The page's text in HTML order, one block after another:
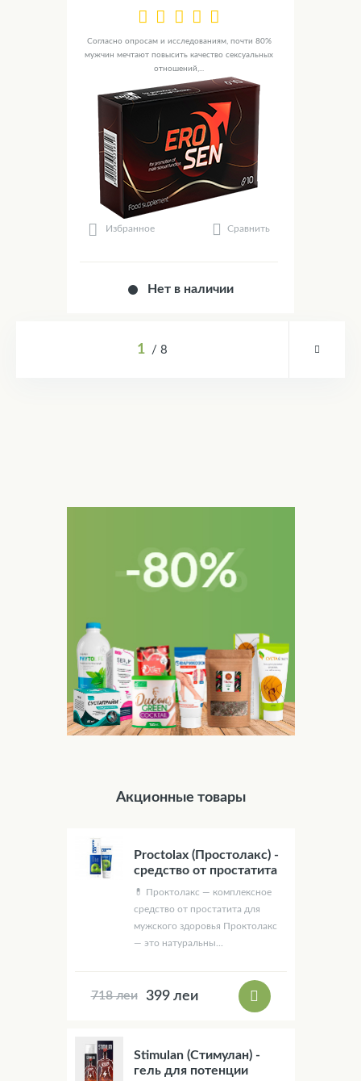
Согласно опросам и исследованиям, почти 80%
мужчин мечтают повысить качество сексуальных
отношений,...
Избранное Сравнить
Нет в наличии
1 8
Акционные товары
Proctolax (Простолакс) -
средство от простатита
💊 Проктолакс — комплексное
средство от простатита для
мужского здоровья Проктолакс
— это натуральны...
718 леи 399 леи
Stimulan (Стимулан) -
гель для потенции